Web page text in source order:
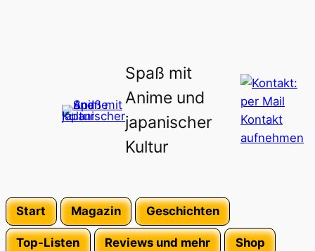
Spaß mit
Anime und
japanischer
Kultur
Start Magazin Geschichten
Top-Listen Reviews und mehr Shop